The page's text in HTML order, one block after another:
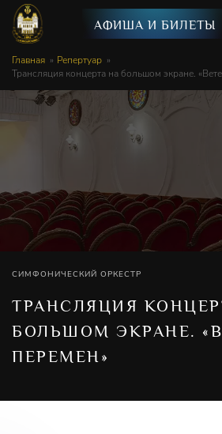
АФИША И БИЛЕТЫ
Главная
Репертуар
Трансляция концерта на большом экране.
СИМФОНИЧЕСКИЙ ОРКЕСТР
ТРАНСЛЯЦИЯ
БОЛЬШОМ ЭКРАНЕ.
ПЕРЕМЕН»